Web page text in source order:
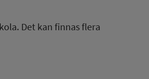
Det kan finnas flera